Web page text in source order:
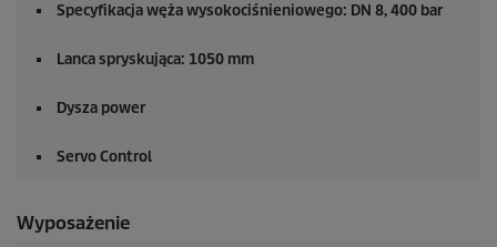
Specyfikacja węża wysokociśnieniowego: DN 8, 400 bar
Lanca spryskująca: 1050 mm
Dysza power
Servo Control
Wyposażenie